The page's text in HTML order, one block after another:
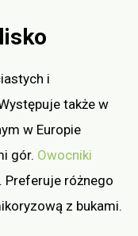
i
także w
w Europie
gór. Owocniki
Preferuje różnego
z bukami.